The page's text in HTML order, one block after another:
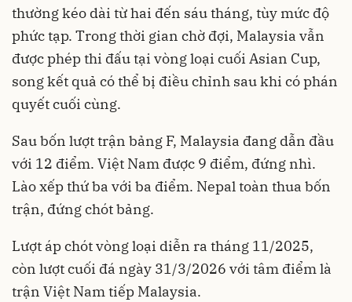
thường kéo dài từ hai đến sáu tháng, tùy mức độ
phức tạp. Trong thời gian chờ đợi, Malaysia vẫn
được phép thi đấu tại vòng loại cuối Asian Cup,
song kết quả có thể bị điều chỉnh sau khi có phán
quyết cuối cùng.
Sau bốn lượt trận bảng F, Malaysia đang dẫn đầu
với 12 điểm. Việt Nam được 9 điểm, đứng nhì.
Lào xếp thứ ba với ba điểm. Nepal toàn thua bốn
trận, đứng chót bảng.
Lượt áp chót vòng loại diễn ra tháng 11/2025,
còn lượt cuối đá ngày 31/3/2026 với tâm điểm là
trận Việt Nam tiếp Malaysia.